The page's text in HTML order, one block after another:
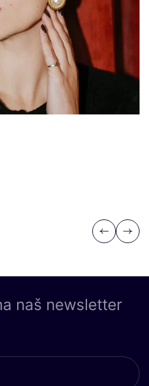
Previous
Next
naš newsletter